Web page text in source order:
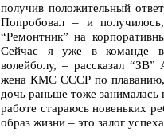
получив положительный
Попробовал – и
“Ремонтник” на
Сейчас я уже в команде
волейболу, – рассказал
жена КМС СССР по плаванию,
дочь раньше тоже занималась
работе стараюсь новеньких
образ жизни – это залог